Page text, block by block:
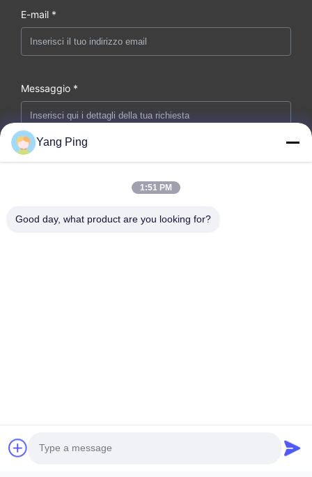
E-mail *
Messaggio *
Invia ora
Su Di Noi
Yang Ping
1:51 PM
Good day, what product are you looking for?